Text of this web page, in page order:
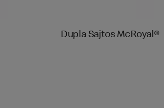
Dupla Sajtos McRoyal®